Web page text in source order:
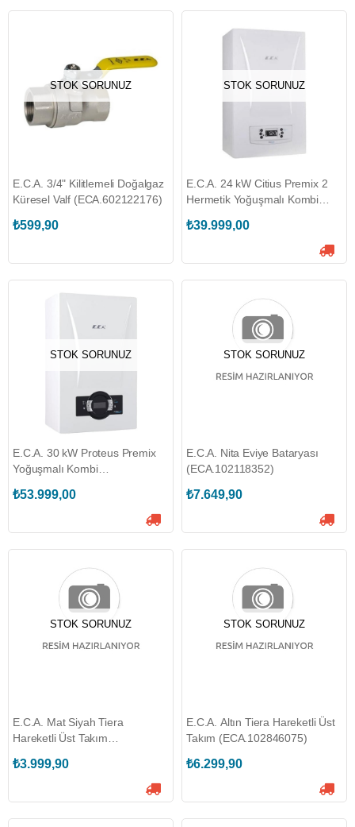
STOK SORUNUZ
E.C.A. 3/4" Kilitlemeli Doğalgaz
Küresel Valf (ECA.602122176)
₺599,90
STOK SORUNUZ
E.C.A. 24 kW Citius Premix 2
Hermetik Yoğuşmalı Kombi
₺39.999,00
STOK SORUNUZ
E.C.A. 30 kW Proteus Premix
Yoğuşmalı Kombi
₺53.999,00
STOK SORUNUZ
E.C.A. Nita Eviye Bataryası
(ECA.102118352)
₺7.649,90
STOK SORUNUZ
E.C.A. Mat Siyah Tiera
Hareketli Üst Takım
₺3.999,90
STOK SORUNUZ
E.C.A. Altın Tiera Hareketli Üst
Takım (ECA.102846075)
₺6.299,90